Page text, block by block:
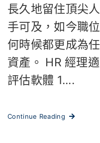
長久地留住頂尖
手可及，如今職
何時候都更成為
資產。 HR 經理
評估軟體 1....
Continue Reading